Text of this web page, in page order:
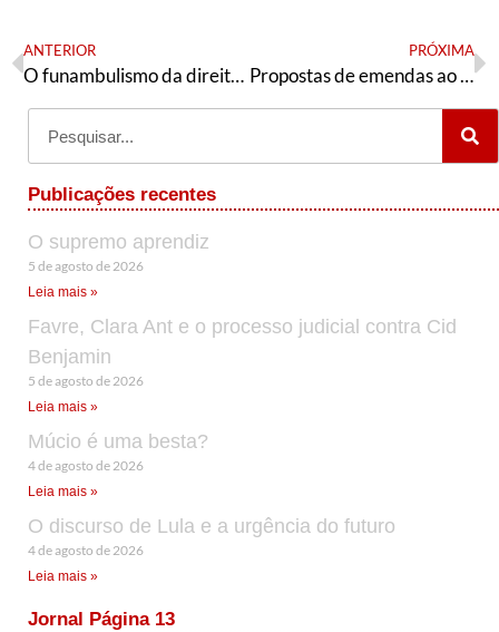
ANTERIOR
O funambulismo da direita neoliberal
PRÓXIMA
Propostas de emendas ao texto-base da Conferência Nacional de Formação e Educação Política do PT
Publicações recentes
O supremo aprendiz
5 de agosto de 2026
Leia mais »
Favre, Clara Ant e o processo judicial contra Cid
Benjamin
5 de agosto de 2026
Leia mais »
Múcio é uma besta?
4 de agosto de 2026
Leia mais »
O discurso de Lula e a urgência do futuro
4 de agosto de 2026
Leia mais »
Jornal Página 13